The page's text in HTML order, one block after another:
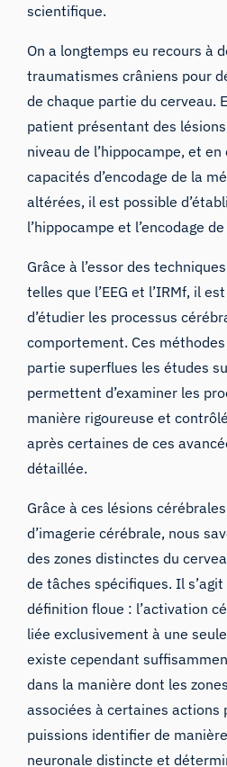
scientifique.
On a longtemps eu recours à
traumatismes crâniens pour
de chaque partie du cerveau.
patient présentant des
niveau de l’hippocampe, et
capacités d’encodage de la
altérées, il est possible
l’hippocampe et l’encodage
Grâce à l’essor des
telles que l’EEG et l’IRMf, il
d’étudier les processus
comportement. Ces
partie superflues les études
permettent d’examiner les
manière rigoureuse et
après certaines de ces
détaillée.
Grâce à ces lésions
d’imagerie cérébrale, nous
des zones distinctes du
de tâches spécifiques. Il
définition floue : l’activation
liée exclusivement à une
existe cependant
dans la manière dont les
associées à certaines actions
puissions identifier de
neuronale distincte et